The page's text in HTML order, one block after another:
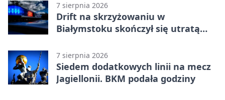
7 sierpnia 2026
Drift na skrzyżowaniu w
Białymstoku skończył się utratą
7 sierpnia 2026
Siedem dodatkowych linii na mecz
Jagiellonii. BKM podała godziny